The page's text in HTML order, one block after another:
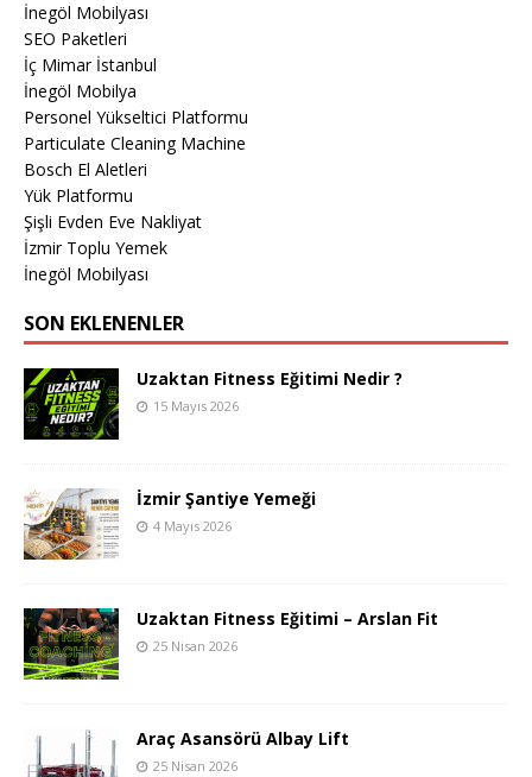
İnegöl Mobilyası
SEO Paketleri
İç Mimar İstanbul
İnegöl Mobilya
Personel Yükseltici Platformu
Particulate Cleaning Machine
Bosch El Aletleri
Yük Platformu
Şişli Evden Eve Nakliyat
İzmir Toplu Yemek
İnegöl Mobilyası
SON EKLENENLER
Uzaktan Fitness Eğitimi Nedir ?
15 Mayıs 2026
İzmir Şantiye Yemeği
4 Mayıs 2026
Uzaktan Fitness Eğitimi – Arslan Fit
25 Nisan 2026
Araç Asansörü Albay Lift
25 Nisan 2026